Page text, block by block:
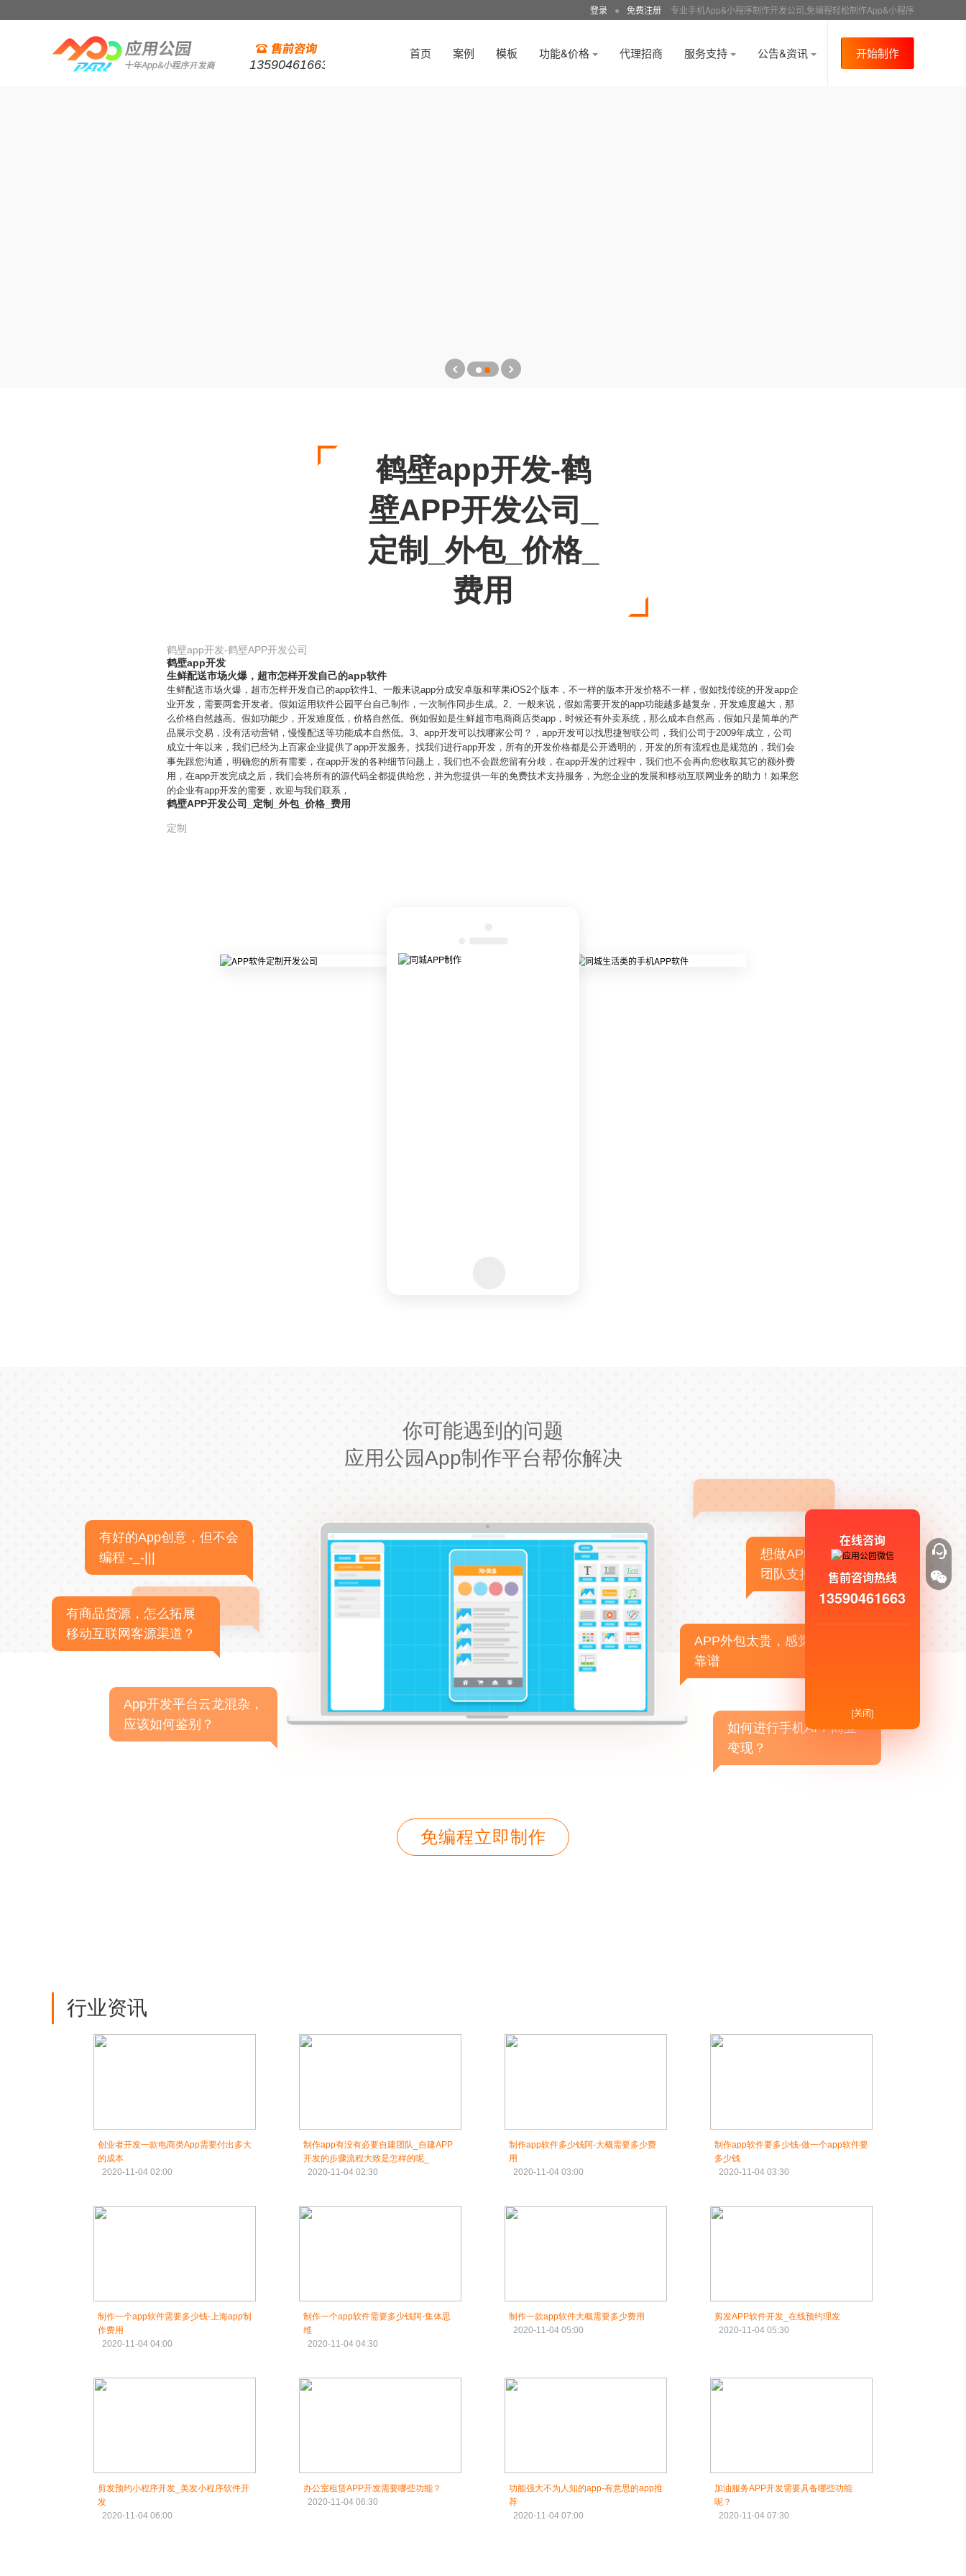
登录 ● 免费注册 专业手机App&小程序制作开发公司,免编程轻松制作App&小程序
13590461663
首页 案例 模板 功能&价格 代理招商 服务支持 公告&资讯 开始制作
鹤壁app开发-鹤
壁APP开发公司_
定制_外包_价格_
费用
鹤壁app开发-鹤壁APP开发公司
鹤壁app开发
生鲜配送市场火爆，超市怎样开发自己的app软件
生鲜配送市场火爆，超市怎样开发自己的app软件1、一般来说app分成安卓版和苹果iOS2个版本，不一样的版本开发价格不一样，假如找传统的开发app企
业开发，需要两套开发者。假如运用软件公园平台自己制作，一次制作同步生成。2、一般来说，假如需要开发的app功能越多越复杂，开发难度越大，那
么价格自然越高。假如功能少，开发难度低，价格自然低。例如假如是生鲜超市电商商店类app，时候还有外卖系统，那么成本自然高，假如只是简单的产
品展示交易，没有活动营销，慢慢配送等功能成本自然低。3、app开发可以找哪家公司？，app开发可以找思捷智联公司，我们公司于2009年成立，公司
成立十年以来，我们已经为上百家企业提供了app开发服务。找我们进行app开发，所有的开发价格都是公开透明的，开发的所有流程也是规范的，我们会
事先跟您沟通，明确您的所有需要，在app开发的各种细节问题上，我们也不会跟您留有分歧，在app开发的过程中，我们也不会再向您收取其它的额外费
用，在app开发完成之后，我们会将所有的源代码全都提供给您，并为您提供一年的免费技术支持服务，为您企业的发展和移动互联网业务的助力！如果您
的企业有app开发的需要，欢迎与我们联系，
鹤壁APP开发公司_定制_外包_价格_费用
定制
你可能遇到的问题
应用公园App制作平台帮你解决
有好的App创意，但不会
编程 -_-|||
有商品货源，怎么拓展
移动互联网客源渠道？
App开发平台云龙混杂，
应该如何鉴别？
想做APP，但没有技术
团队支持
APP外包太贵，感觉不
靠谱
如何进行手机APP商业
变现？
免编程立即制作
行业资讯
创业者开发一款电商类App需要付出多大
的成本
2020-11-04 02:00
制作app有没有必要自建团队_自建APP
开发的步骤流程大致是怎样的呢_
2020-11-04 02:30
制作app软件多少钱阿-大概需要多少费
用
2020-11-04 03:00
制作app软件要多少钱-做一个app软件要
多少钱
2020-11-04 03:30
制作一个app软件需要多少钱-上海app制
作费用
2020-11-04 04:00
制作一个app软件需要多少钱阿-集体思
维
2020-11-04 04:30
制作一款app软件大概需要多少费用
2020-11-04 05:00
剪发APP软件开发_在线预约理发
2020-11-04 05:30
剪发预约小程序开发_美发小程序软件开
发
2020-11-04 06:00
办公室租赁APP开发需要哪些功能？
2020-11-04 06:30
功能强大不为人知的app-有意思的app推
荐
2020-11-04 07:00
加油服务APP开发需要具备哪些功能
呢？
2020-11-04 07:30
在线咨询
售前咨询热线
13590461663
[关闭]